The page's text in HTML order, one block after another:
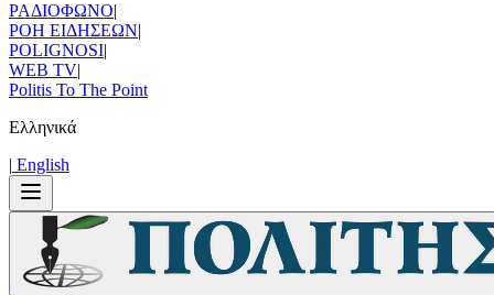
ΡΑΔΙΟΦΩΝΟ|
ΡΟΗ ΕΙΔΗΣΕΩΝ|
POLIGNOSI|
WEB TV|
Politis To The Point
Ελληνικά
| Εnglish